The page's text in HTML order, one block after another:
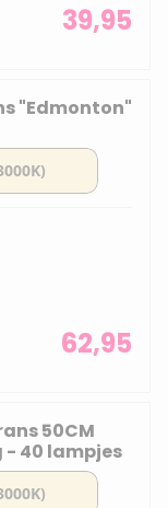
39,95
"Edmonton"
62,95
50CM
- 40 lampjes